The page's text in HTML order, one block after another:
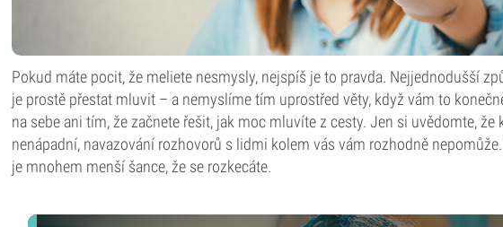
Pokud máte pocit, že meliete nesmysly, nejspíš je to pravda. Nejjednodušší
je prostě přestat mluvit – a nemyslíme tím uprostřed věty, když vám to
na sebe ani tím, že začnete řešit, jak moc mluvíte z cesty. Jen si uvědomte, že
nenápadní, navazování rozhovorů s lidmi kolem vás vám rozhodně
je mnohem menší šance, že se rozkecáte.